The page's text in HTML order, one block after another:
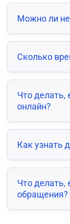
Можно ли не
Сколько
Что делать,
онлайн?
Как узнать
Что делать,
обращения?